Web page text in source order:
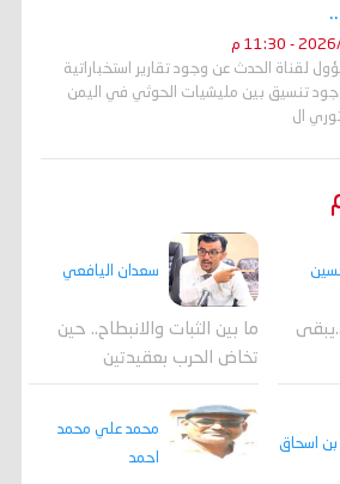
الحدث عن وجود تقارير استخباراتية
تنسيق بين مليشيات الحوثي في اليمن
ال
سعدان اليافعي
ما بين الثبات والانبطاح.. حين
تخاض الحرب بعقيدتين
اسحاق
محمد علي محمد
احمد